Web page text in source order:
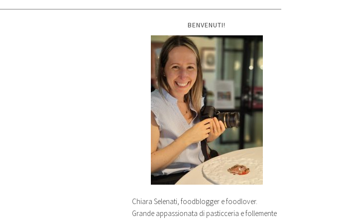
BENVENUTI!
Chiara Selenati, foodblogger e foodlover.
Grande appassionata di pasticceria e follemente